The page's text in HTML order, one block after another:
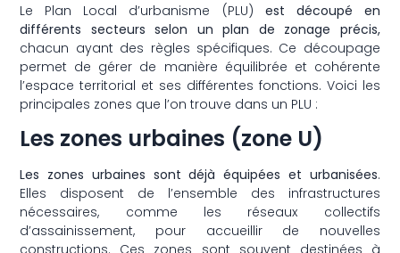
Le Plan Local d’urbanisme (PLU) est découpé en
différents secteurs selon un plan de zonage précis,
chacun ayant des règles spécifiques. Ce découpage
permet de gérer de manière équilibrée et cohérente
l’espace territorial et ses différentes fonctions. Voici les
principales zones que l’on trouve dans un PLU :
Les zones urbaines (zone U)
Les zones urbaines sont déjà équipées et urbanisées.
Elles disposent de l’ensemble des infrastructures
nécessaires, comme les réseaux collectifs
d’assainissement, pour accueillir de nouvelles